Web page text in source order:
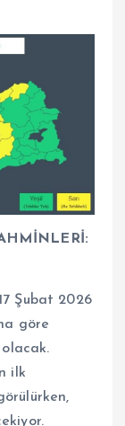
Şubat 2026
göre
olacak.
ilk